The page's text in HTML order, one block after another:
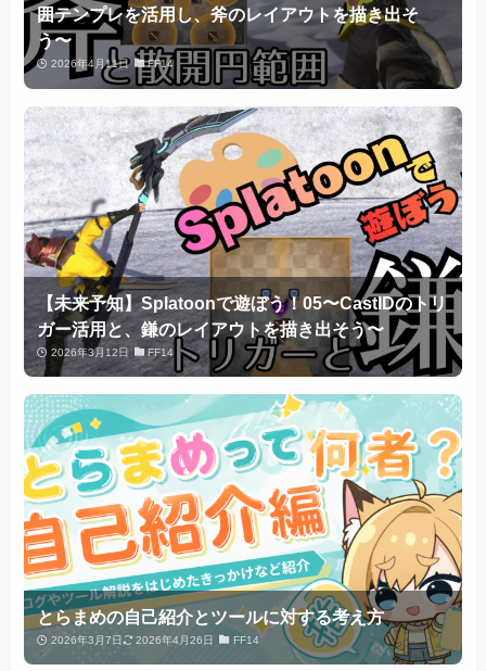
囲テンプレを活用し、斧のレイアウトを描き出そ
う〜
2026年4月11日 FF14
【未来予知】Splatoonで遊ぼう！05〜CastIDのトリ
ガー活用と、鎌のレイアウトを描き出そう〜
2026年3月12日 FF14
とらまめの自己紹介とツールに対する考え方
2026年3月7日 2026年4月26日 FF14